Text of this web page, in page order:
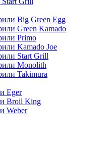
Big Green Egg
Green Kamado
Primo
Kamado Joe
Start Grill
Monolith
Takimura
Eger
Broil King
Weber